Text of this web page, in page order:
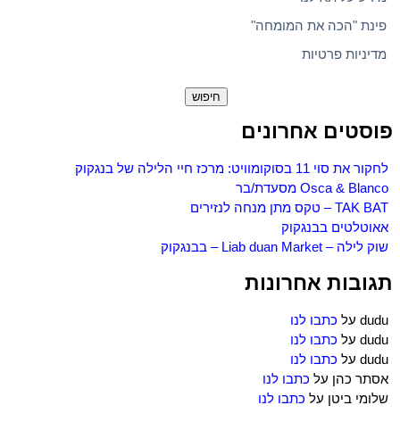
פינת "הכה את המומחה"
מדיניות פרטיות
פוסטים אחרונים
לחקור את סוי 11 בסוקומוויט: מרכז חיי הלילה של בנגקוק
Osca & Blanco מסעדת/בר
TAK BAT – טקס מתן מנחה לנזירים
אאוטלטים בבנגקוק
שוק לילה – Liab duan Market – בבנגקוק
תגובות אחרונות
dudu על כתבו לנו
dudu על כתבו לנו
dudu על כתבו לנו
אסתר כהן על כתבו לנו
שלומי ביטן על כתבו לנו